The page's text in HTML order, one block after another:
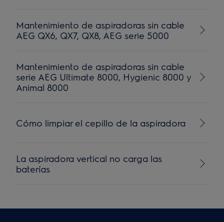
Mantenimiento de aspiradoras sin cable
AEG QX6, QX7, QX8, AEG serie 5000
Mantenimiento de aspiradoras sin cable
serie AEG Ultimate 8000, Hygienic 8000 y
Animal 8000
Cómo limpiar el cepillo de la aspiradora
La aspiradora vertical no carga las
baterías